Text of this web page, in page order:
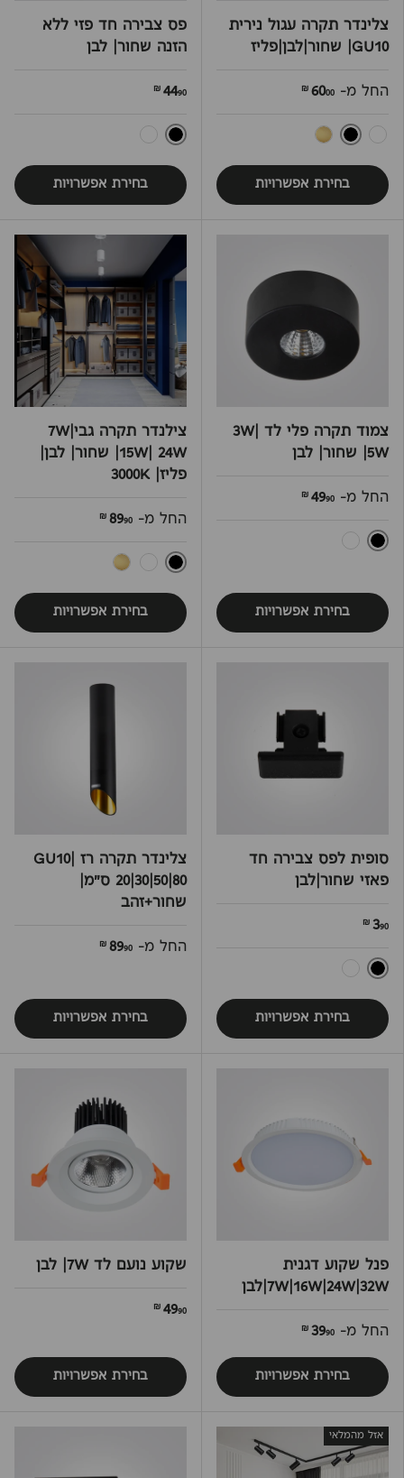
צלינדר תקרה עגול נירית
GU10| שחור|לבן|פליז
החל מ- 6000 ₪
בחירת אפשרויות
פס צבירה חד פזי ללא
הזנה שחור| לבן
4490 ₪
בחירת אפשרויות
צמוד תקרה פלי לד 3W|
5W| שחור| לבן
החל מ- 4990 ₪
בחירת אפשרויות
צילנדר תקרה גבי7W|
15W| 24W| שחור| לבן|
פליז| 3000K
החל מ- 8990 ₪
בחירת אפשרויות
סופית לפס צבירה חד
פאזי שחור|לבן
390 ₪
בחירת אפשרויות
צלינדר תקרה רז GU10|
20|30|50|80 ס"מ|
שחור+זהב
החל מ- 8990 ₪
בחירת אפשרויות
פנל שקוע דגנית
7W|16W|24W|32W|לבן
החל מ- 3990 ₪
בחירת אפשרויות
שקוע נועם לד 7W| לבן
4990 ₪
בחירת אפשרויות
אזל מהמלאי